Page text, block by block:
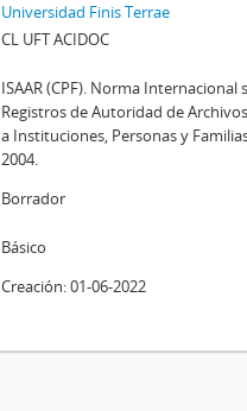
Universidad Finis Terrae
CL UFT ACIDOC
ISAAR (CPF). Norma Internacional
Registros de Autoridad de
a Instituciones, Personas y
2004.
Borrador
Básico
Creación: 01-06-2022